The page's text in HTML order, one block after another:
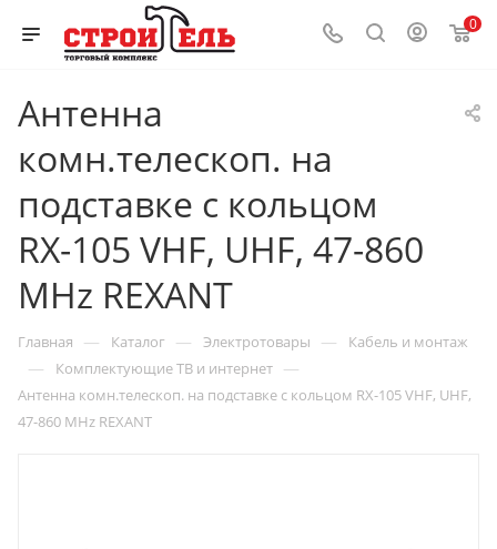
0
Антенна
комн.телескоп. на
подставке с кольцом
RX-105 VHF, UHF, 47-860
MHz REXANT
Главная — Каталог — Электротовары — Кабель и монтаж
— Комплектующие ТВ и интернет —
Антенна комн.телескоп. на подставке с кольцом RX-105 VHF, UHF,
47-860 MHz REXANT